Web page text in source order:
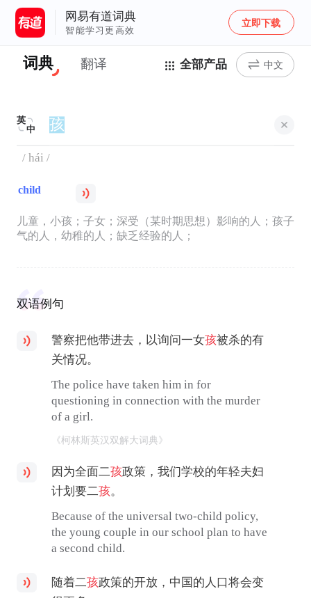
网易有道词典
智能学习更高效
立即下载
词典 翻译 全部产品 中文
英
中
/ hái /
child
儿童，小孩；子女；深受（某时期思想）影响的人；孩子
气的人，幼稚的人；缺乏经验的人；
双语例句
警察把他带进去，以询问一女孩被杀的有
关情况。
The police have taken him in for
questioning in connection with the murder
of a girl.
《柯林斯英汉双解大词典》
因为全面二孩政策，我们学校的年轻夫妇
计划要二孩。
Because of the universal two-child policy,
the young couple in our school plan to have
a second child.
随着二孩政策的开放，中国的人口将会变